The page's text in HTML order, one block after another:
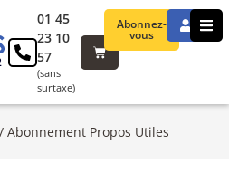
Abonnez-
vous
01 45
23 10
57
(sans
surtaxe)
/ Abonnement Propos Utiles